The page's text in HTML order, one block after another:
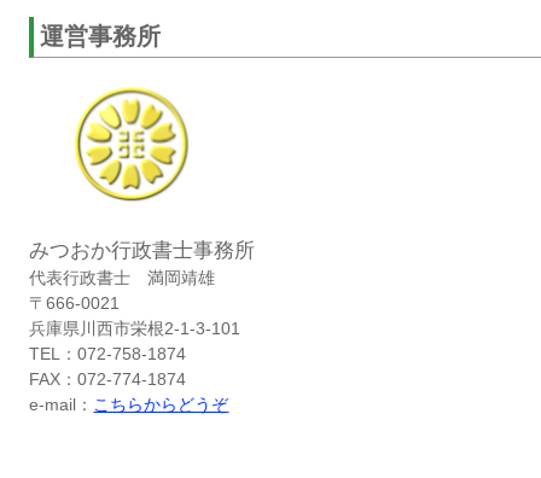
運営事務所
みつおか行政書士事務所
代表行政書士 満岡靖雄
〒666-0021
兵庫県川西市栄根2-1-3-101
TEL：072-758-1874
FAX：072-774-1874
e-mail： こちらからどうぞ